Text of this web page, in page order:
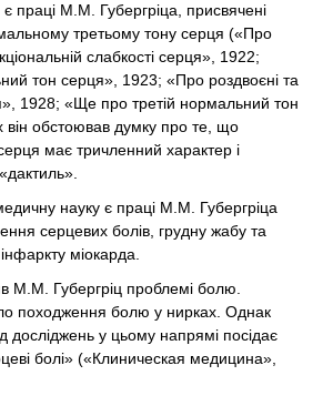
М.М. Губергріца, присвячені
третьому тону серця («Про
слабкості серця», 1922;
тон серця», 1923; «Про роздвоєні та
1928; «Ще про третій нормальний тон
він обстоював думку про те, що
має тричленний характер і
науку є праці М.М. Губергріца
серцевих болів, грудну жабу та
міокарда.
М.М. Губергріц проблемі болю.
походження болю у нирках. Однак
досліджень у цьому напрямі посідає
болі» («Клиническая медицина»,